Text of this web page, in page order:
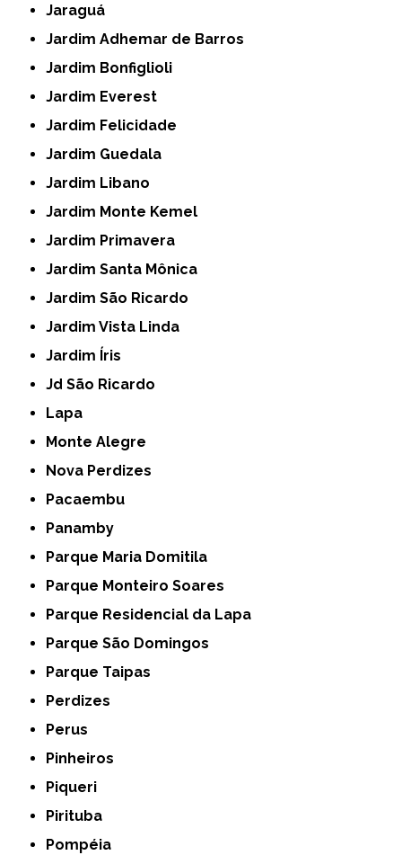
Jaraguá
Jardim Adhemar de Barros
Jardim Bonfiglioli
Jardim Everest
Jardim Felicidade
Jardim Guedala
Jardim Libano
Jardim Monte Kemel
Jardim Primavera
Jardim Santa Mônica
Jardim São Ricardo
Jardim Vista Linda
Jardim Íris
Jd São Ricardo
Lapa
Monte Alegre
Nova Perdizes
Pacaembu
Panamby
Parque Maria Domitila
Parque Monteiro Soares
Parque Residencial da Lapa
Parque São Domingos
Parque Taipas
Perdizes
Perus
Pinheiros
Piqueri
Pirituba
Pompéia